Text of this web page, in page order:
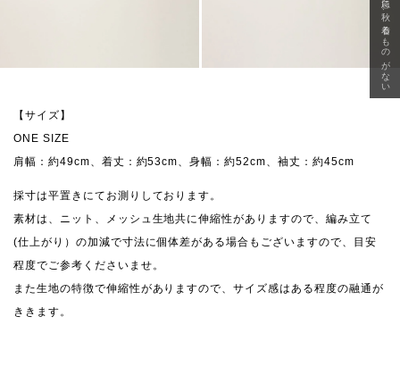
【サイズ】
ONE SIZE
肩幅：約49cm、着丈：約53cm、身幅：約52cm、袖丈：約45cm
採寸は平置きにてお測りしております。
素材は、ニット、メッシュ生地共に伸縮性がありますので、編み立て
(仕上がり）の加減で寸法に個体差がある場合もございますので、目安
程度でご参考くださいませ。
また生地の特徴で伸縮性がありますので、サイズ感はある程度の融通が
ききます。
急に秋、着るものがない